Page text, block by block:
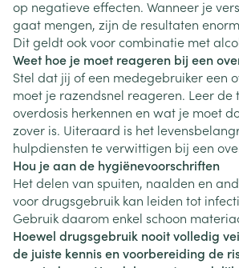
op negatieve effecten. Wanneer je
gaat mengen, zijn de resultaten
Dit geldt ook voor combinatie met
Weet hoe je moet reageren bij een
Stel dat jij of een medegebruiker een
moet je razendsnel reageren. Leer de
overdosis herkennen en wat je moet
zover is. Uiteraard is het
hulpdiensten te verwittigen bij een
Hou je aan de hygiënevoorschriften
Het delen van spuiten, naalden en
voor drugsgebruik kan leiden tot
Gebruik daarom enkel schoon
Hoewel drugsgebruik nooit volledig
de juiste kennis en voorbereiding de